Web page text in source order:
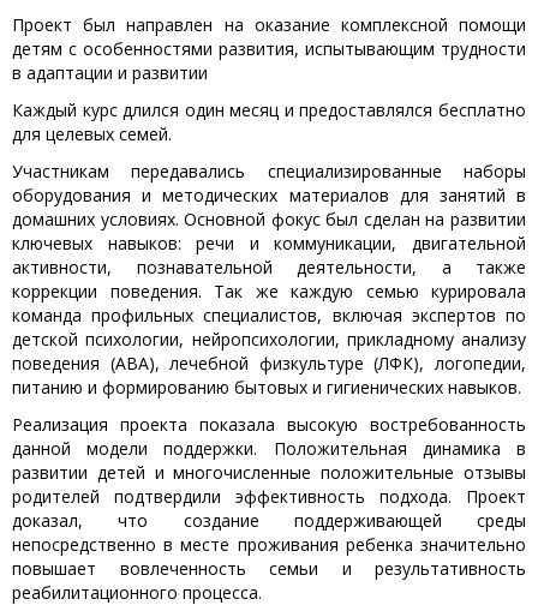
Проект был направлен на оказание комплексной помощи
детям с особенностями развития, испытывающим трудности
в адаптации и развитии
Каждый курс длился один месяц и предоставлялся бесплатно
для целевых семей.
Участникам передавались специализированные наборы
оборудования и методических материалов для занятий в
домашних условиях. Основной фокус был сделан на развитии
ключевых навыков: речи и коммуникации, двигательной
активности, познавательной деятельности, а также
коррекции поведения. Так же каждую семью курировала
команда профильных специалистов, включая экспертов по
детской психологии, нейропсихологии, прикладному анализу
поведения (ABA), лечебной физкультуре (ЛФК), логопедии,
питанию и формированию бытовых и гигиенических навыков.
Реализация проекта показала высокую востребованность
данной модели поддержки. Положительная динамика в
развитии детей и многочисленные положительные отзывы
родителей подтвердили эффективность подхода. Проект
доказал, что создание поддерживающей среды
непосредственно в месте проживания ребенка значительно
повышает вовлеченность семьи и результативность
реабилитационного процесса.